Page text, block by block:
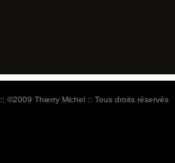
:: ©2009 Thierry Michel :: Tous droits réservés